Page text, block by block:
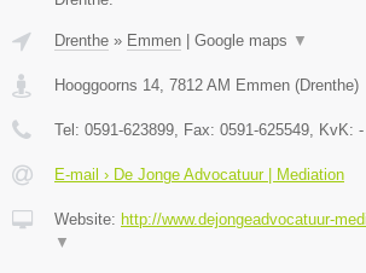
Drenthe » Emmen Google maps ▼
Hooggoorns 14, 7812 AM Emmen (Drenthe)
Tel: 0591-623899, Fax: 0591-625549, KvK: -
E-mail › De Jonge Advocatuur | Mediation
Website: http://www.dejongeadvocatuur-
▼